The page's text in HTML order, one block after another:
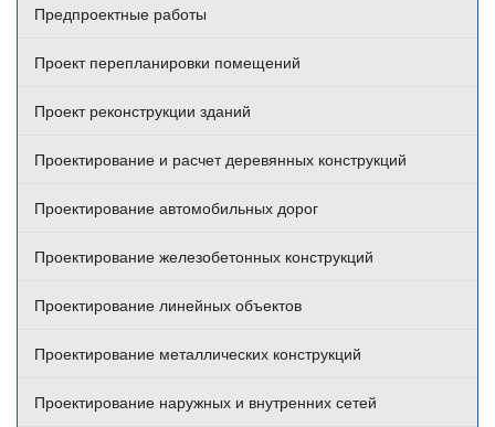
Предпроектные работы
Проект перепланировки помещений
Проект реконструкции зданий
Проектирование и расчет деревянных конструкций
Проектирование автомобильных дорог
Проектирование железобетонных конструкций
Проектирование линейных объектов
Проектирование металлических конструкций
Проектирование наружных и внутренних сетей